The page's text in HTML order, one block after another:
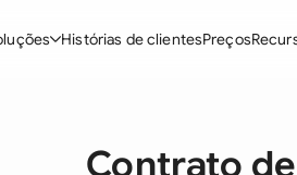
Criar Contratos
Histórias de clientesPreços
Contrato